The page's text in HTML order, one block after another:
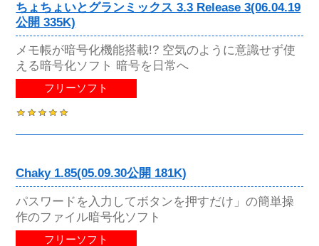
ちょちょいとグランミックス 3.3 Release 3(06.04.19
公開 335K)
メモ帳が暗号化機能搭載!? 空気のように意識せず使
える暗号化ソフト 暗号を日常へ
フリーソフト
Chaky 1.85(05.09.30公開 181K)
パスワードを入力してボタンを押すだけ」の簡単操
作のファイル暗号化ソフト
フリーソフト